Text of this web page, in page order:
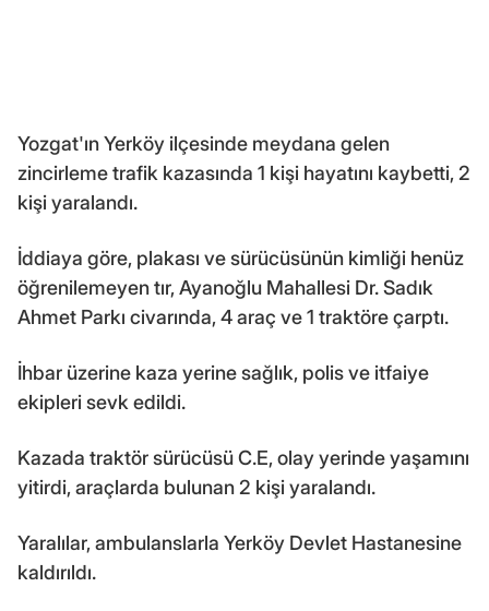
Yozgat'ın Yerköy ilçesinde meydana gelen
zincirleme trafik kazasında 1 kişi hayatını kaybetti, 2
kişi yaralandı.
İddiaya göre, plakası ve sürücüsünün kimliği henüz
öğrenilemeyen tır, Ayanoğlu Mahallesi Dr. Sadık
Ahmet Parkı civarında, 4 araç ve 1 traktöre çarptı.
İhbar üzerine kaza yerine sağlık, polis ve itfaiye
ekipleri sevk edildi.
Kazada traktör sürücüsü C.E, olay yerinde yaşamını
yitirdi, araçlarda bulunan 2 kişi yaralandı.
Yaralılar, ambulanslarla Yerköy Devlet Hastanesine
kaldırıldı.